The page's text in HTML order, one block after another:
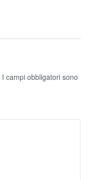
I campi obbligatori sono